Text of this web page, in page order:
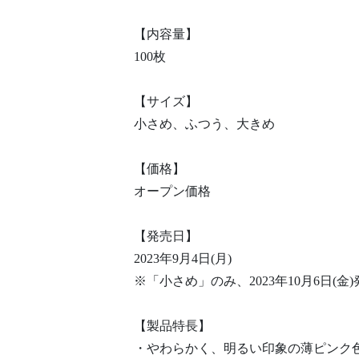
【内容量】
100枚
【サイズ】
小さめ、ふつう、大きめ
【価格】
オープン価格
【発売日】
2023年9月4日(月)
※「小さめ」のみ、2023年10月6日(金)
【製品特長】
・やわらかく、明るい印象の薄ピンク